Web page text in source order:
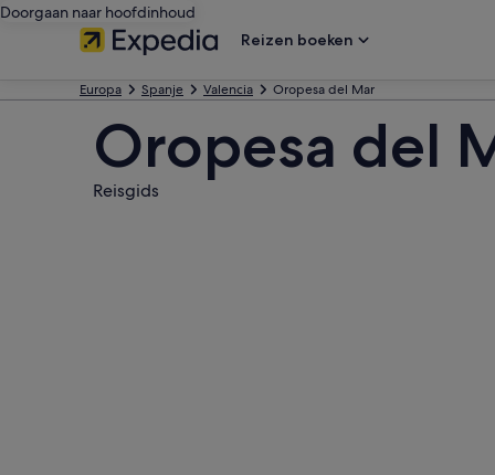
Doorgaan naar hoofdinhoud
Reizen boeken
Europa Spanje Valencia Oropesa del Mar
Oropesa del
Reisgids